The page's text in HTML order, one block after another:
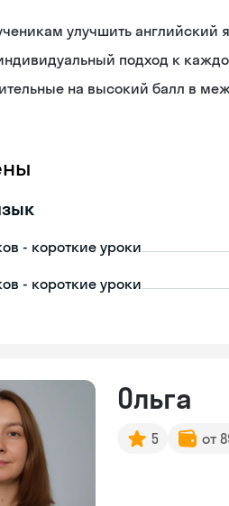
улучшить английский
подход к
на высокий балл в
- короткие уроки
- короткие уроки
Ольга
5 от